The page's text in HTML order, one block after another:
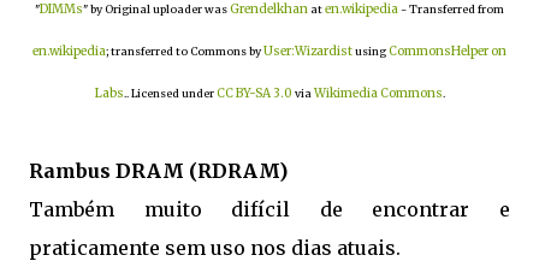
"DIMMs" by Original uploader wasGrendelkhan aten.wikipedia- Transferred from
en.wikipedia; transferred to Commons byUser:WizardistusingCommonsHelper on
Labs .. Licensed underCC BY-SA 3.0 viaWikimedia Commons
Rambus DRAM (RDRAM)
Também muito difícil de encontrar e
praticamente sem uso nos dias atuais.